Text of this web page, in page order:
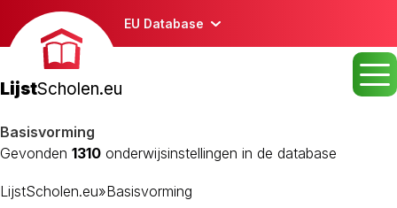
EU Database
LijstScholen.eu
Basisvorming
Gevonden 1310 onderwijsinstellingen in de database
LijstScholen.eu»Basisvorming